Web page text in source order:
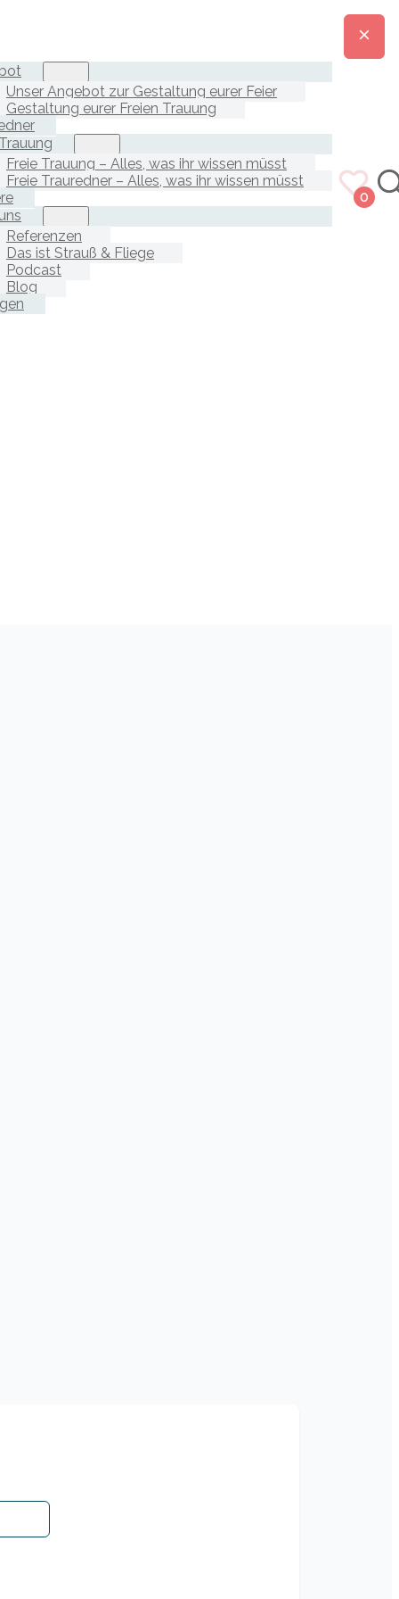
Unser Angebot zur Gestaltung eurer Feier
Gestaltung eurer Freien Trauung
Freie Trauung – Alles, was ihr wissen müsst
Freie Trauredner – Alles, was ihr wissen müsst
Referenzen
Das ist Strauß & Fliege
Podcast
Blog
0